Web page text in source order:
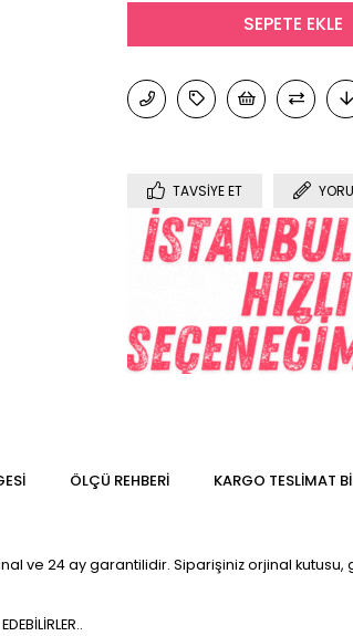
TAVSIYE ET
ÖLÇÜ REHBERI KARGO TESLIMAT
ve 24 ay garantilidir. Siparişiniz orjinal